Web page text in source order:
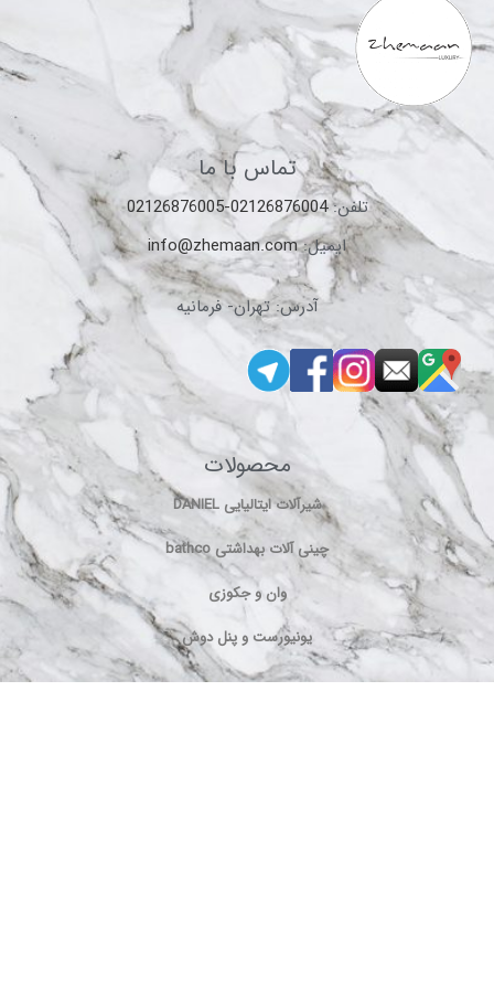
تماس با ما
تلفن:02126876004-02126876005
ایمیل:info@zhemaan.com
آدرس: تهران- فرمانیه
محصولات
شیرآلات ایتالیایی DANIEL
چینی آلات بهداشتی bathco
وان و جکوزی
یونیورست و پنل دوش